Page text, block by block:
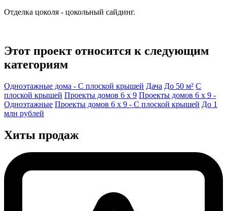
Отделка цоколя - цокольный сайдинг.
Этот проект относится к следующим
категориям
Одноэтажные дома - С плоской крышей Дача До 50 м² С
плоской крышей Проекты домов 6 x 9 Проекты домов 6 x 9 -
Одноэтажные Проекты домов 6 x 9 - С плоской крышей До 1
млн рублей
Хиты продаж